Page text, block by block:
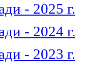
- 2025 г.
- 2024 г.
- 2023 г.